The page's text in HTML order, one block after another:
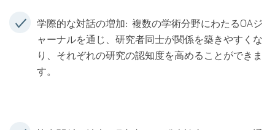
学際的な対話の増加: 複数の学術分野にわたるOAジ
ャーナルを通じ、研究者同士が関係を築きやすくな
り、それぞれの研究の認知度を高めることができま
す。